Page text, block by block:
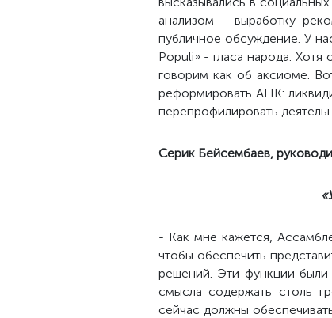
анализом – выработку
публичное обсуждение. У
Populi» - гласа народа.
говорим как об аксиоме.
реформировать АНК:
перепрофилировать
Серик Бейсембаев,
- Как мне кажется,
чтобы обеспечить
решений. Эти функции были
смысла содержать столь
сейчас должны